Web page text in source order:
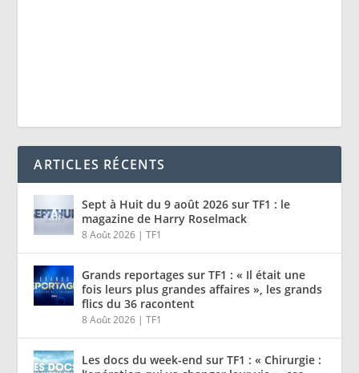
ARTICLES RÉCENTS
Sept à Huit du 9 août 2026 sur TF1 : le
magazine de Harry Roselmack
8 Août 2026 |TF1
Grands reportages sur TF1 : « Il était une
fois leurs plus grandes affaires », les grands
flics du 36 racontent
8 Août 2026 |TF1
Les docs du week-end sur TF1 : « Chirurgie :